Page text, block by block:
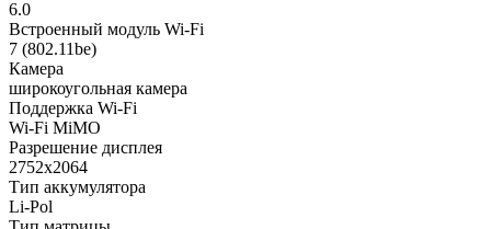
6.0
Встроенный модуль Wi-Fi
7 (802.11be)
Камера
широкоугольная камера
Поддержка Wi-Fi
Wi-Fi MiMO
Разрешение дисплея
2752x2064
Тип аккумулятора
Li-Pol